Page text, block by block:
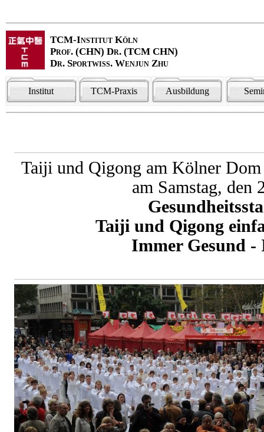
TCM-Institut Köln
Prof. (CHN) Dr. (TCM CHN)
Dr. Sportwiss. Wenjun Zhu
Institut TCM-Praxis Ausbildung
Taiji und Qigong am Kölner
am Samstag, den
Taiji und Qigong
Immer Gesund